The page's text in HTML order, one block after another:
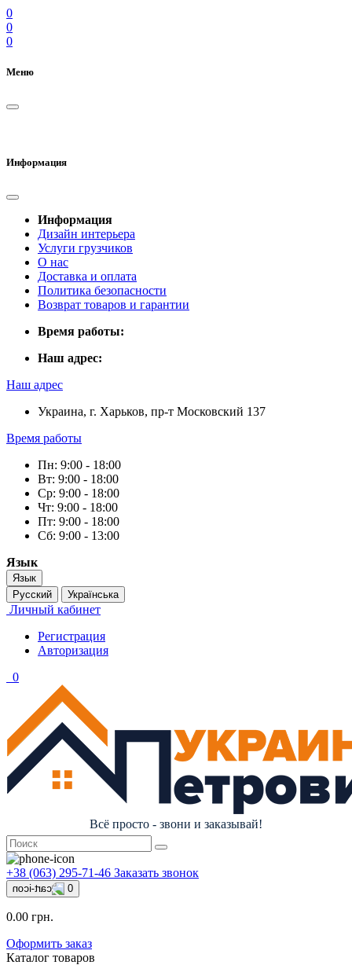
0
0
0
Меню
Информация
Информация
Дизайн интерьера
Услуги грузчиков
О нас
Доставка и оплата
Политика безопасности
Возврат товаров и гарантии
Время работы:
Наш адрес:
Наш адрес
Украина, г. Харьков, пр-т Московский 137
Время работы
Пн: 9:00 - 18:00
Вт: 9:00 - 18:00
Ср: 9:00 - 18:00
Чт: 9:00 - 18:00
Пт: 9:00 - 18:00
Сб: 9:00 - 13:00
Язык
Язык
Русский
Українська
Личный кабинет
Регистрация
Авторизация
0
Всё просто - звони и заказывай!
+38 (063) 295-71-46 Заказать звонок
0
0.00 грн.
Оформить заказ
Каталог товаров